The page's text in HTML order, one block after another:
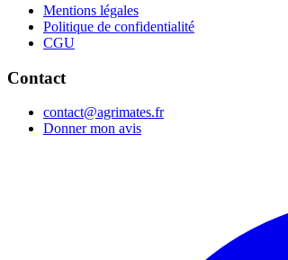
Mentions légales
Politique de confidentialité
CGU
Contact
contact@agrimates.fr
Donner mon avis